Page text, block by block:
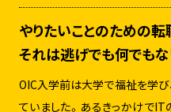
やりたいことのための転
それは逃げでも何でもな
OIC入学前は大学で福祉を学
ていました。あるきっかけでIT